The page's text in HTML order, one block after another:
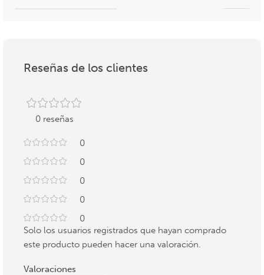
Reseñas de los clientes
0 reseñas
0
0
0
0
0
Valoraciones
Solo los usuarios registrados que hayan comprado
este producto pueden hacer una valoración.